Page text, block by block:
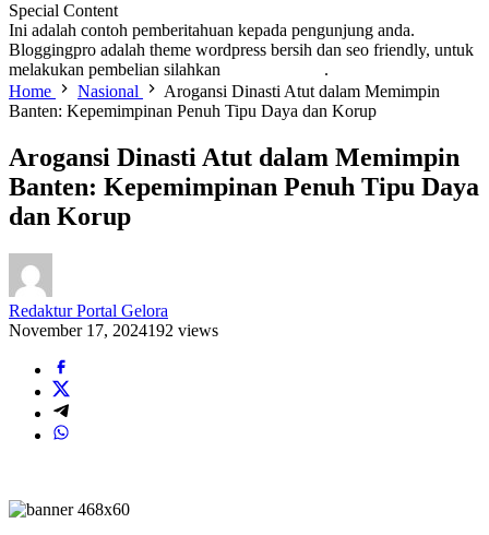
Special Content
Ini adalah contoh pemberitahuan kepada pengunjung anda.
Bloggingpro adalah theme wordpress bersih dan seo friendly, untuk
melakukan pembelian silahkan
.
Home
Nasional
Arogansi Dinasti Atut dalam Memimpin
Banten: Kepemimpinan Penuh Tipu Daya dan Korup
Arogansi Dinasti Atut dalam Memimpin
Banten: Kepemimpinan Penuh Tipu Daya
dan Korup
Redaktur Portal Gelora
November 17, 2024192 views